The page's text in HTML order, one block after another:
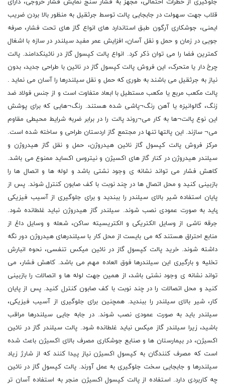
جلوگیری از خطرات احتمالی، مجهز به فشار سنج نمایش فشار خروجی، دارای
قلاب جهت سهولت در جابجایی پالت توسط جرثقیل به منظور بالا بردن ضریب
ایمنی، جوشکاری آرگون طبق استاندارد های انواع گاز های تحت فشار، صرفه
جویی در زمان و حمل و نقل آسان، افزایش عمر مفید سیلندر در سازه با اشغال
کمترین فضا را می توان ذکر کرد. انواع پالت کپسول گاز در نائینکدامند. پالت
چرخ دار یا متحرک، این فروش پالت کپسول گاز در نائین با طراحی جدید، بدون
نیاز به جرثقیل می باشند به طوری که حمل و نقل سیلندرها را آسان می نماید .
پالت مکعب مربع یا مکعب مستطیل با ابعاد متفاوت است و از جنس فولاد ضد
زنگ، گالوانیزه یا آهن رنگ¬پاشی شده هستند. رنگ¬هایی که برای پوشش
این نوع پالت¬ها به کار می¬روند پالت را در برابر ضربه شرایط محیطی مقاوم
می¬ سازند. این پالتها تنها در مجتمع گاز اردستان طراحی و ساخته شده است.
مرکز فروش پالت کپسول گاز نائین هیدروژن، حمل و نقل گاز هیدروژن و
سیلندر هیدروژن در کنار گاز های اکسیژن و نیتروس اکساید ممنوع می باشد.
کاهش فشار می تواند نشانه ی وجود نشتی باشد و لوله ها و اتصال ها را
بازبینی کنید و محل اتصال ها در چند نوبت با کف صابون کنترل شوند. پس از
پایان استفاده شیر بالای سیلندر را ببندید و برای جلوگیری از آسیب فیزیکی
̨باید به صورت عمودی نصب شوند. سیلندر گاز هیدروژن نباید غلطانده شود.
جرقه ناشی از وسایل الکتریکی و الکتریسیته ساکن، شعله و وسایل داغ از
منابع احتراق هستند که می بایست از محل کار با سیلندرهای هیدروژن دور نگه
داشته شوند. خرید پالت کپسول گاز در نائین میکس تنفسی، نحوه انبارش
تخلیه و بارگیری این سیلندرها فوق العاده مهم می باشد. کاهش فشار، می
تواند نشانه ی وجود نشتی باشد، از همین جهت لوله ها و اتصالات را بازبینی
کنید و محل اتصالات را در چند نوبت با کف صابون کنترل کنید. پس از پایان
کار، شیر بالای سیلندر را ببندید. همچنین برای جلوگیری از آسیب فیزیکی،
سیلندر باید به صورت عمودی نصب شوند. در جابه جایی سیلندرها مراقب
باشید، زیرا سیلندر گاز میکس نباید غلطانده شود. پالت سیلندر گاز در نائین
اکسیژن، در بیمارستان ها و صنایع جوشکاری مصرف بالای اکسیژن باعث شده
است که مصرف کنندگان به کپسول اکسیژن نیاز پیدا کنند که از شارژ زیاد
سیلندرها و جابجایی سخت جلوگیری به عمل آورند. پالت کپسول گاز در نائین
چه کاربردی دارد. استفاده از پالت کپسول اکسیژن منجر به استفاده آسان تر